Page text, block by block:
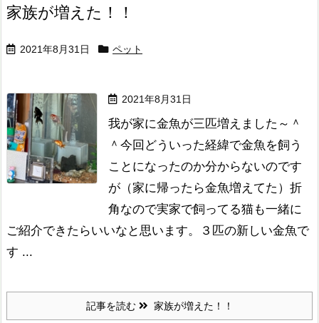
家族が増えた！！
2021年8月31日 ペット
2021年8月31日
我が家に金魚が三匹増えました～＾
＾ 今回どういった経緯で金魚を飼う
ことになったのか分からないのです
が（家に帰ったら金魚増えてた）折
角なので実家で飼ってる猫も一緒に
ご紹介できたらいいなと思います。
３匹の新しい金魚で
す ...
記事を読む 家族が増えた！！